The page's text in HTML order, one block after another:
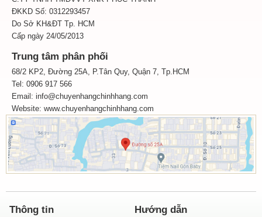
ĐKKD Số: 0312293457
Do Sở KH&ĐT Tp. HCM
Cấp ngày 24/05/2013
Trung tâm phân phối
68/2 KP2, Đường 25A, P.Tân Quy, Quận 7, Tp.HCM
Tel: 0906 917 566
Email: info@chuyenhangchinhhang.com
Website: www.chuyenhangchinhhang.com
Thông tin Hướng dẫn